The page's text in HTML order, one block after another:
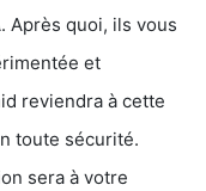
Après quoi, ils vous
et
reviendra à cette
toute sécurité.
sera à votre